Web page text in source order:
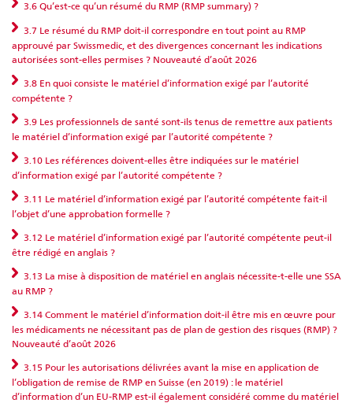
3.6 Qu’est-ce qu’un résumé du RMP (RMP summary) ?
3.7 Le résumé du RMP doit-il correspondre en tout point au RMP
approuvé par Swissmedic, et des divergences concernant les indications
autorisées sont-elles permises ? Nouveauté d’août 2026
3.8 En quoi consiste le matériel d’information exigé par l’autorité
compétente ?
3.9 Les professionnels de santé sont-ils tenus de remettre aux patients
le matériel d’information exigé par l’autorité compétente ?
3.10 Les références doivent-elles être indiquées sur le matériel
d’information exigé par l’autorité compétente ?
3.11 Le matériel d’information exigé par l’autorité compétente fait-il
l’objet d’une approbation formelle ?
3.12 Le matériel d’information exigé par l’autorité compétente peut-il
être rédigé en anglais ?
3.13 La mise à disposition de matériel en anglais nécessite-t-elle une SSA
au RMP ?
3.14 Comment le matériel d’information doit-il être mis en œuvre pour
les médicaments ne nécessitant pas de plan de gestion des risques (RMP) ?
Nouveauté d’août 2026
3.15 Pour les autorisations délivrées avant la mise en application de
l’obligation de remise de RMP en Suisse (en 2019) : le matériel
d’information d’un EU-RMP est-il également considéré comme du matériel